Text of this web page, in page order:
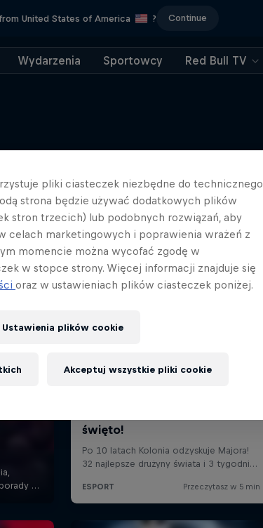
United States of America ? Continue
Wydarzenia Sportowcy Red Bull TV
podobnych
pliki ciasteczek niezbędne do technicznego
strona będzie używać dodatkowych plików
stron trzecich) lub podobnych rozwiązań, aby
celach marketingowych i poprawienia wrażeń z
momencie można wycofać zgodę w
w stopce strony. Więcej informacji znajduje się
oraz w ustawieniach plików ciasteczek poniżej.
Ustawienia plików cookie
Akceptuj wszystkie pliki cookie